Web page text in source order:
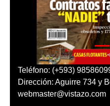
Teléfono: (+593)
Dirección: Aguirre 734 y
webmaster@vistazo.com